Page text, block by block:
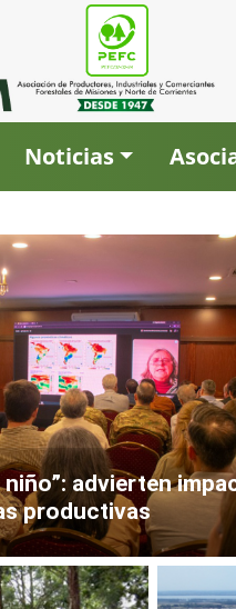
Noticias
advierten
productivas